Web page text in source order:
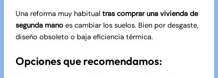
Una reforma muy habitual tras comprar una vivienda de
segunda manoes cambiar los suelos. Bien por desgaste,
diseño obsoleto o baja eficiencia térmica.
Opciones que recomendamos: